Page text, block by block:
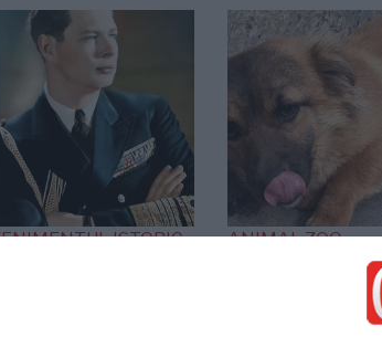
ISTORIC ANIMAL ZOO
O viață
miracol!
s-a refugiat